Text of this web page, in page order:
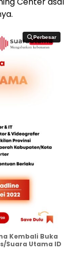
Perbesar
Perbesar
Kembali Buka
Suara Utama ID